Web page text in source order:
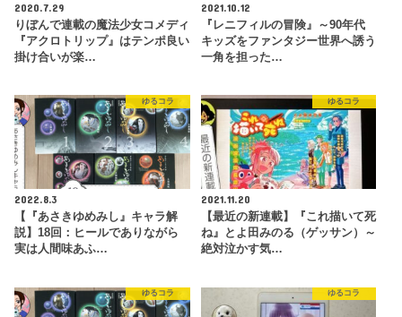
2020.7.29
りぼんで連載の魔法少女コメディ
『アクロトリップ』はテンポ良い
掛け合いが楽…
2021.10.12
『レニフィルの冒険』～90年代
キッズをファンタジー世界へ誘う
一角を担った…
ゆるコラ
2022.8.3
【『あさきゆめみし』キャラ解
説】18回：ヒールでありながら
実は人間味あふ…
ゆるコラ
2021.11.20
【最近の新連載】『これ描いて死
ね』とよ田みのる（ゲッサン）～
絶対泣かす気…
ゆるコラ ゆるコラ